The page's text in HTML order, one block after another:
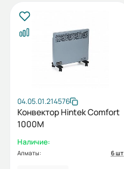
04.05.01.214576
Конвектор Hintek Comfort
1000M
Наличие:
Алматы: 6 шт